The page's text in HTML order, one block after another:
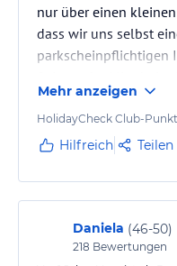
nur über einen
dass wir uns selbst
parkscheinpflichtigen
keinerlei Unterstützung.
Das beste am Hotel ist
Mehr anzeigen
HolidayCheck Club-
Hilfreich Teilen
Daniela (46-50)
218 Bewertungen